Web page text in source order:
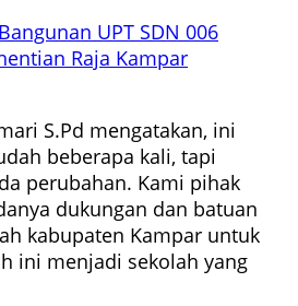
UPT SDN 006
Raja Kampar
S.Pd mengatakan, ini
beberapa kali, tapi
perubahan. Kami pihak
dukungan dan batuan
kabupaten Kampar untuk
ini menjadi sekolah yang